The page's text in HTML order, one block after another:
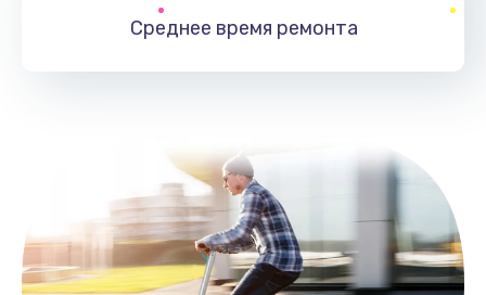
Среднее время ремонта